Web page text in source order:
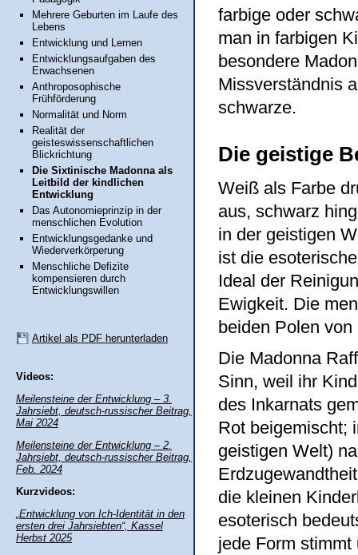
farbige oder
man in farbigen
besondere
Missverständnis
schwarze.
Die geistige
Weiß als Farbe
aus, schwarz
in der geistigen
ist die
Ideal der
Ewigkeit. Die
beiden Polen
Die Madonna
Sinn, weil ihr
des Inkarnats
Rot beigemischt;
geistigen Welt)
die kleinen
esoterisch
jede Form
Mehrere Geburten im Laufe des
Lebens
Entwicklung und Lernen
Entwicklungsaufgaben des
Erwachsenen
Anthroposophische
Frühförderung
Normalität und Norm
Realität der
geisteswissenschaftlichen
Blickrichtung
Die Sixtinische Madonna als
Leitbild der kindlichen
Entwicklung
Das Autonomieprinzip in der
menschlichen Evolution
Entwicklungsgedanke und
Wiederverkörperung
Menschliche Defizite
kompensieren durch
Entwicklungswillen
Artikel als PDF herunterladen
Videos:
Meilensteine der Entwicklung –3.
Jahrsiebt, deutsch-russischer Beitrag,
Mai 2024
Meilensteine der Entwicklung –2.
Jahrsiebt, deutsch-russischer Beitrag,
Feb. 2024
Kurzvideos:
„Entwicklung von Ich-Identität in den
ersten drei Jahrsiebten“, Kassel
Herbst 2025